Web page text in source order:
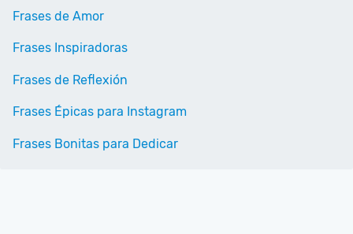
Frases de Amor
Frases Inspiradoras
Frases de Reflexión
Frases Épicas para Instagram
Frases Bonitas para Dedicar